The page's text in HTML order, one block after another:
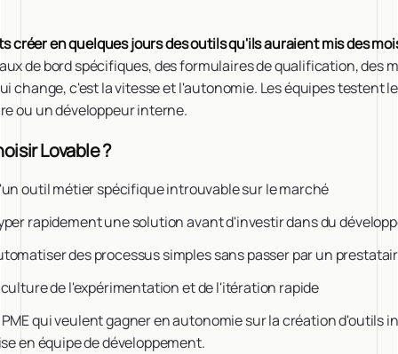
créer en quelques jours des outils qu'ils auraient mis des
de bord spécifiques, des formulaires de qualification, des
change, c'est la vitesse et l'autonomie. Les équipes testent
ou un développeur interne.
Lovable ?
outil métier spécifique introuvable sur le marché
rapidement une solution avant d'investir dans du
des processus simples sans passer par un
culture de l'expérimentation et de l'itération rapide
qui veulent gagner en autonomie sur la création d'outils
en équipe de développement.